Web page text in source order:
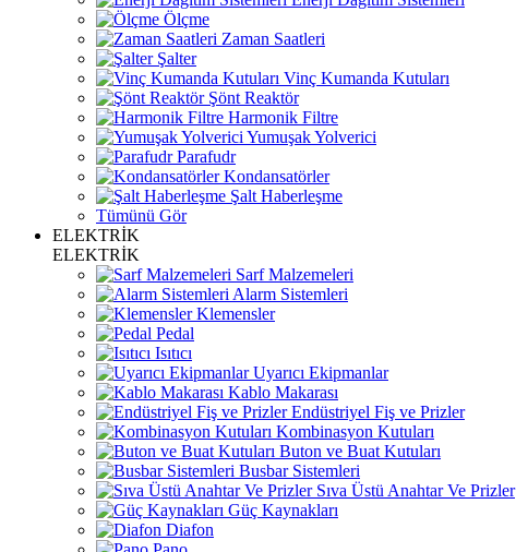
Ölçme
Zaman Saatleri
Şalter
Vinç Kumanda Kutuları
Şönt Reaktör
Harmonik Filtre
Yumuşak Yolverici
Parafudr
Kondansatörler
Şalt Haberleşme
Tümünü Gör
ELEKTRİK
ELEKTRİK
Sarf Malzemeleri
Alarm Sistemleri
Klemensler
Pedal
Isıtıcı
Uyarıcı Ekipmanlar
Kablo Makarası
Endüstriyel Fiş ve Prizler
Kombinasyon Kutuları
Buton ve Buat Kutuları
Busbar Sistemleri
Sıva Üstü Anahtar Ve Prizler
Güç Kaynakları
Diafon